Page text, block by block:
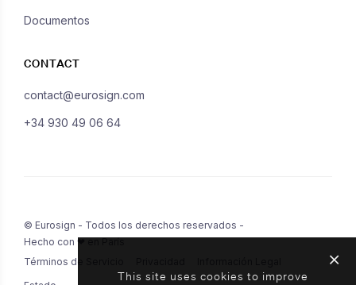
Documentos
CONTACT
contact@eurosign.com
+34 930 49 06 64
© Eurosign - Todos los derechos reservados -
Hecho con ❤ en París
Términos de Servicio
This site uses cookies to improve